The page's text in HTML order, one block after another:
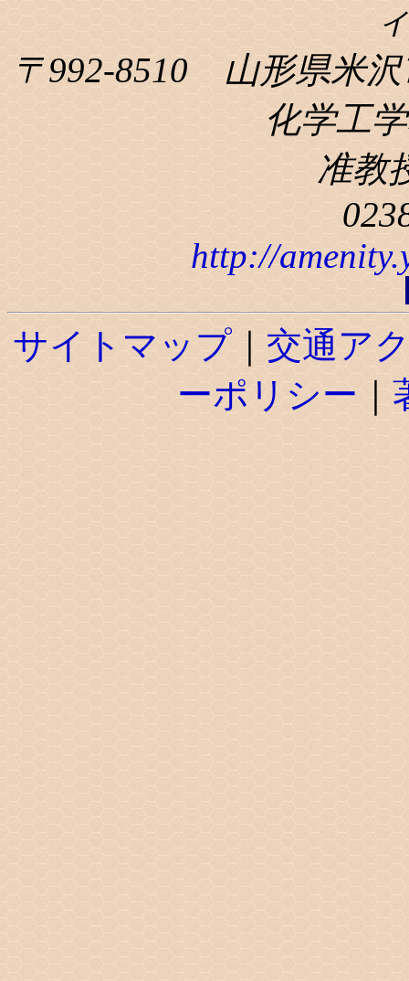
〒992-8510 山形県米沢
化学工
准教
http://
サイトマップ
交通ア
ーポリシー